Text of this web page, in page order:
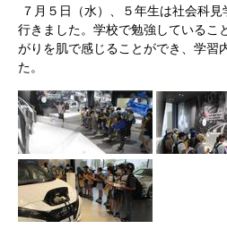
７月５日（水）、５年生は社会科
行きました。学校で勉強しているこ
がりを肌で感じることができ、学習
た。